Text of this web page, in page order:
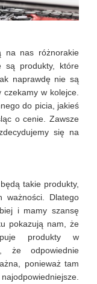
na nas różnorakie
są produkty, które
naprawdę nie są
w kolejce.
do picia, jakieś
o cenie. Zawsze
się na
takie produkty,
ważności. Dlatego
i mamy szansę
pokazują nam, że
produkty w
że odpowiednie
ponieważ tam